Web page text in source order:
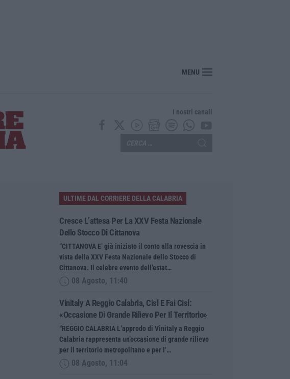
Università, il Mur aumenta le risorse per gli atenei della Calabria. Assegnati 199 milioni
MENU
I nostri canali
ULTIME DAL CORRIERE DELLA CALABRIA
Cresce L’attesa Per La XXV Festa Nazionale
Dello Stocco Di Cittanova
“CITTANOVA E’ già iniziato il conto alla rovescia in
vista della XXV Festa Nazionale dello Stocco di
Cittanova. Il celebre evento dell’estat…
08 Agosto, 11:40
Vinitaly A Reggio Calabria, Cisl E Fai Cisl:
«Occasione Di Grande Rilievo Per Il Territorio»
“REGGIO CALABRIA L’approdo di Vinitaly a Reggio
Calabria rappresenta un’occasione di grande rilievo
per il territorio metropolitano e per l’…
08 Agosto, 11:04